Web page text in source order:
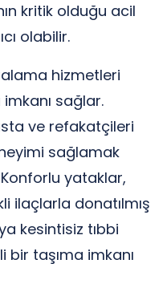
kritik olduğu acil
olabilir.
hizmetleri
sağlar.
ve refakatçileri
sağlamak
yataklar,
ilaçlarla donatılmış
kesintisiz tıbbi
bir taşıma imkanı